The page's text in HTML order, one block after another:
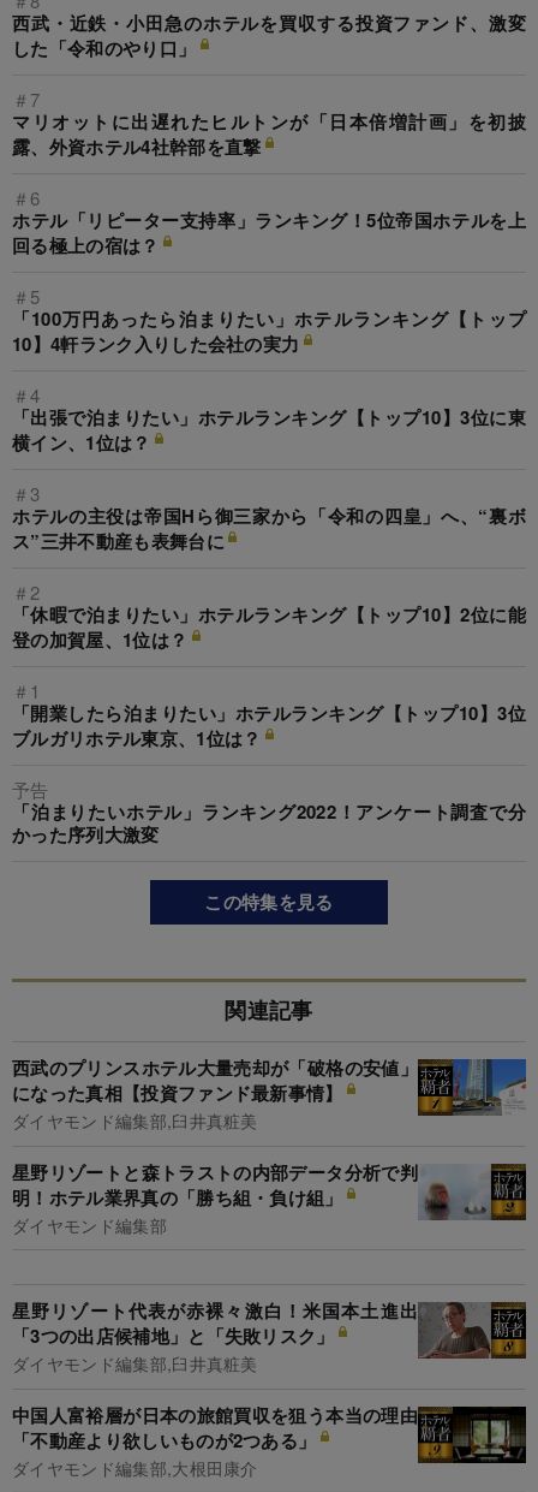
西武・近鉄・小田急のホテルを買収する投資ファンド、激変
した「令和のやり口」
＃7
マリオットに出遅れたヒルトンが「日本倍増計画」を初披
露、外資ホテル4社幹部を直撃
＃6
ホテル「リピーター支持率」ランキング！5位帝国ホテルを上
回る極上の宿は？
＃5
「100万円あったら泊まりたい」ホテルランキング【トップ
10】4軒ランク入りした会社の実力
＃4
「出張で泊まりたい」ホテルランキング【トップ10】3位に東
横イン、1位は？
＃3
ホテルの主役は帝国Hら御三家から「令和の四皇」へ、“裏ボ
ス”三井不動産も表舞台に
＃2
「休暇で泊まりたい」ホテルランキング【トップ10】2位に能
登の加賀屋、1位は？
＃1
「開業したら泊まりたい」ホテルランキング【トップ10】3位
ブルガリホテル東京、1位は？
予告
「泊まりたいホテル」ランキング2022！アンケート調査で分
かった序列大激変
この特集を見る
関連記事
西武のプリンスホテル大量売却が「破格の安値」
になった真相【投資ファンド最新事情】
ダイヤモンド編集部,臼井真粧美
星野リゾートと森トラストの内部データ分析で判
明！ホテル業界真の「勝ち組・負け組」
ダイヤモンド編集部
星野リゾート代表が赤裸々激白！米国本土進出
「3つの出店候補地」と「失敗リスク」
ダイヤモンド編集部,臼井真粧美
中国人富裕層が日本の旅館買収を狙う本当の理由
「不動産より欲しいものが2つある」
ダイヤモンド編集部,大根田康介